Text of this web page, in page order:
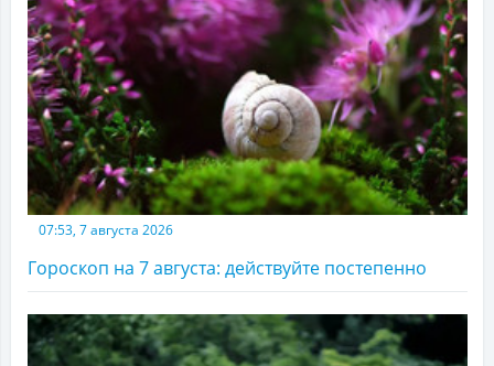
07:53, 7 августа 2026
Гороскоп на 7 августа: действуйте постепенно